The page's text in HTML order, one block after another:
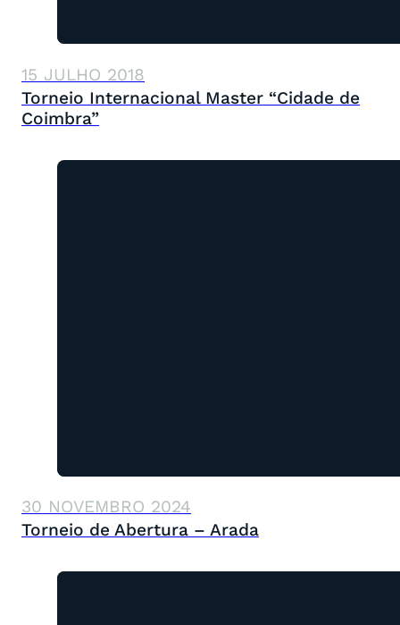
15 JULHO 2018
Torneio Internacional Master “Cidade de
Coimbra”
30 NOVEMBRO 2024
Torneio de Abertura – Arada